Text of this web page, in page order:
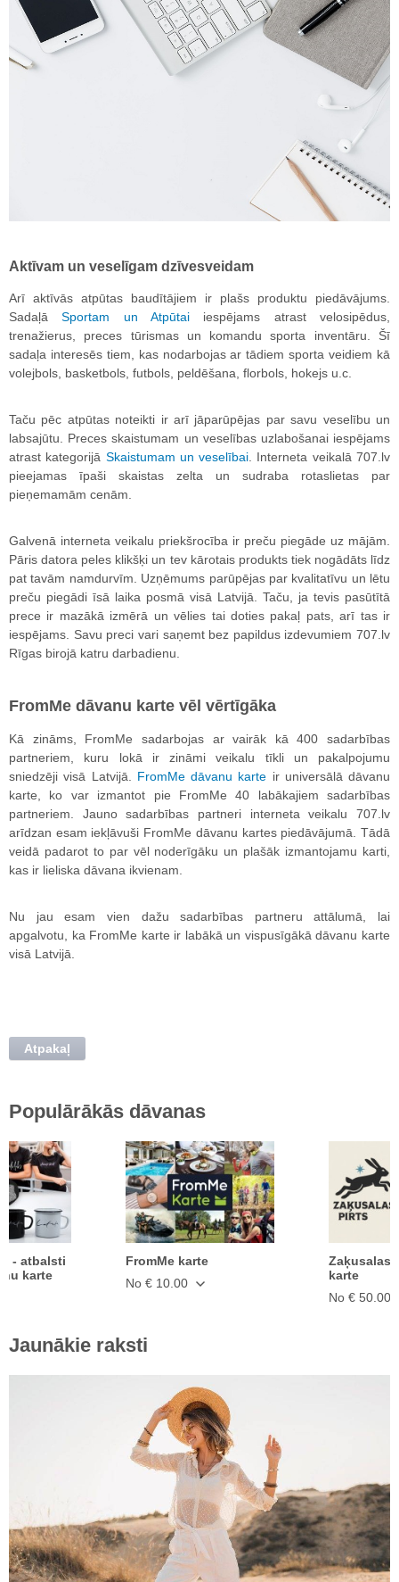
Aktīvam un veselīgam dzīvesveidam
Arī aktīvās atpūtas baudītājiem ir plašs produktu piedāvājums.
SadaļāSportam un Atpūtai iespējams atrast velosipēdus,
trenažierus, preces tūrismas un komandu sporta inventāru. Šī
sadaļa interesēs tiem, kas nodarbojas ar tādiem sporta veidiem kā
volejbols, basketbols, futbols, peldēšana, florbols, hokejs u.c.
Taču pēc atpūtas noteikti ir arī jāparūpējas par savu veselību un
labsajūtu. Preces skaistumam un veselības uzlabošanai iespējams
atrast kategorijā Skaistumam un veselībai . Interneta veikalā 707.lv
pieejamas īpaši skaistas zelta un sudraba rotaslietas par
pieņemamām cenām.
Galvenā interneta veikalu priekšrocība ir preču piegāde uz mājām.
Pāris datora peles klikšķi un tev kārotais produkts tiek nogādāts līdz
pat tavām namdurvīm. Uzņēmums parūpējas par kvalitatīvu un lētu
preču piegādi īsā laika posmā visā Latvijā. Taču, ja tevis pasūtītā
prece ir mazākā izmērā un vēlies tai doties pakaļ pats, arī tas ir
iespējams. Savu preci vari saņemt bez papildus izdevumiem 707.lv
Rīgas birojā katru darbadienu.
FromMe dāvanu karte vēl vērtīgāka
Kā zināms, FromMe sadarbojas ar vairāk kā 400 sadarbības
partneriem, kuru lokā ir zināmi veikalu tīkli un pakalpojumu
sniedzēji visā Latvijā. FromMe dāvanu karte ir universālā dāvanu
karte, ko var izmantot pie FromMe 40 labākajiem sadarbības
partneriem. Jauno sadarbības partneri interneta veikalu 707.lv
arīdzan esam iekļāvuši FromMe dāvanu kartes piedāvājumā. Tādā
veidā padarot to par vēl noderīgāku un plašāk izmantojamu karti,
kas ir lieliska dāvana ikvienam.
Nu jau esam vien dažu sadarbības partneru attālumā, lai
apgalvotu, ka FromMe karte ir labākā un vispusīgākā dāvanu karte
visā Latvijā.
Atpakaļ
Populārākās dāvanas
- atbalsti
karte
FromMe karte
No € 10.00
Zaķusalas
karte
No € 50.00
Jaunākie raksti